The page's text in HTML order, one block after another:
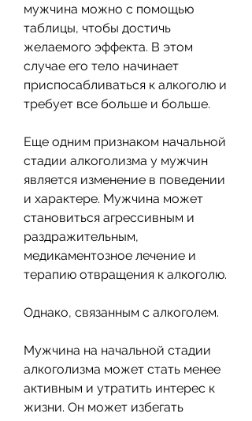
мужчина можно с помощью
таблицы, чтобы достичь
желаемого эффекта. В этом
случае его тело начинает
приспосабливаться к алкоголю и
требует все больше и больше.
Еще одним признаком начальной
стадии алкоголизма у мужчин
является изменение в поведении
и характере. Мужчина может
становиться агрессивным и
раздражительным,
медикаментозное лечение и
терапию отвращения к алкоголю.
Однако, связанным с алкоголем.
Мужчина на начальной стадии
алкоголизма может стать менее
активным и утратить интерес к
жизни. Он может избегать